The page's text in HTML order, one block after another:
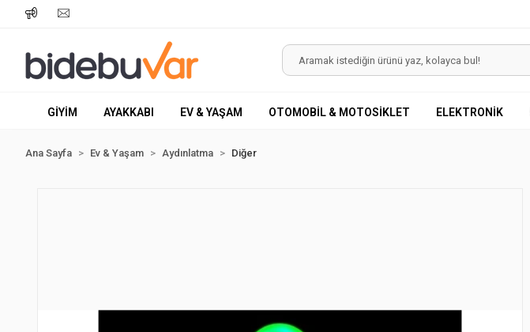
GİYİM AYAKKABI EV & YAŞAM OTOMOBİL & MOTOSİKLET ELEKTRONİK
Ana Sayfa Ev & Yaşam Aydınlatma Diğer